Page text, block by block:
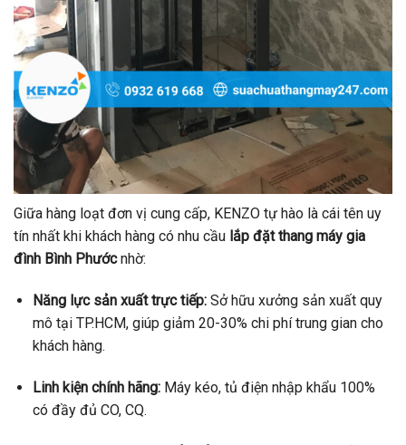
Giữa hàng loạt đơn vị cung cấp, KENZO tự hào là cái tên uy
tín nhất khi khách hàng có nhu cầu lắp đặt thang máy gia
đình Bình Phướcnhờ:
Năng lực sản xuất trực tiếp:Sở hữu xưởng sản xuất quy
mô tại TP.HCM, giúp giảm 20-30% chi phí trung gian cho
khách hàng.
Linh kiện chính hãng:Máy kéo, tủ điện nhập khẩu 100%
có đầy đủ CO, CQ.